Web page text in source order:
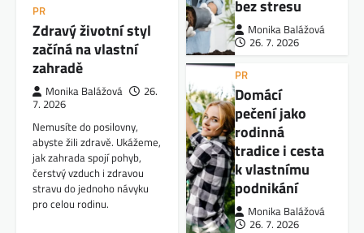
PR
Zdravý životní styl
začíná na vlastní
zahradě
Monika Balážová
26.
7. 2026
Nemusíte do posilovny,
abyste žili zdravě. Ukážeme,
jak zahrada spojí pohyb,
čerstvý vzduch i zdravou
stravu do jednoho návyku
pro celou rodinu.
bez stresu
Monika Balážová
26. 7. 2026
PR
Domácí
pečení jako
rodinná
tradice i cesta
k vlastnímu
podnikání
Monika Balážová
26. 7. 2026